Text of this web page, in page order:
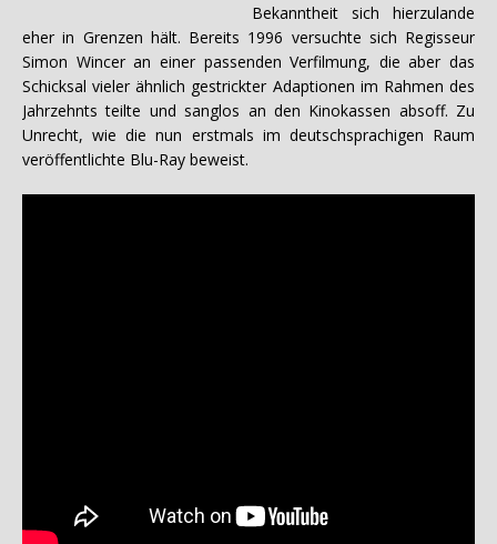
Bekanntheit sich hierzulande
eher in Grenzen hält. Bereits 1996 versuchte sich Regisseur
Simon Wincer an einer passenden Verfilmung, die aber das
Schicksal vieler ähnlich gestrickter Adaptionen im Rahmen des
Jahrzehnts teilte und sanglos an den Kinokassen absoff. Zu
Unrecht, wie die nun erstmals im deutschsprachigen Raum
veröffentlichte Blu-Ray beweist.